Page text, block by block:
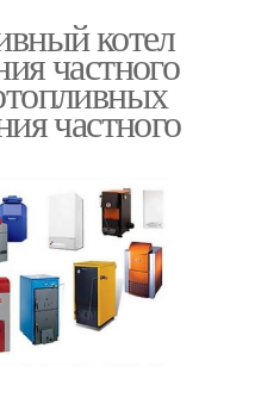
котел
частного
частного